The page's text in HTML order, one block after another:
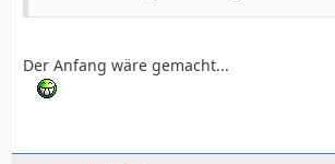
Der Anfang wäre gemacht...